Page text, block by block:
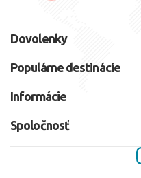
Dovolenky
Populárne destinácie
Informácie
Spoločnosť